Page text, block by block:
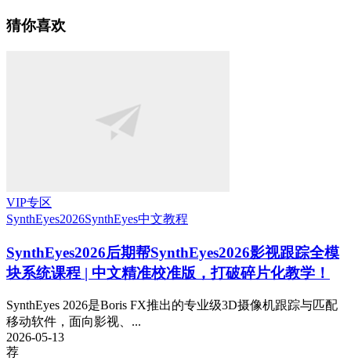
猜你喜欢
VIP专区
SynthEyes2026SynthEyes中文教程
SynthEyes2026后期帮SynthEyes2026影视跟踪全模
块系统课程 | 中文精准校准版，打破碎片化教学！
SynthEyes 2026是Boris FX推出的专业级3D摄像机跟踪与匹配
移动软件，面向影视、...
2026-05-13
荐